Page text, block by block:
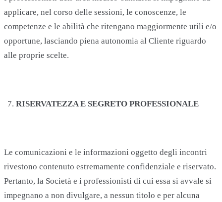
applicare, nel corso delle sessioni, le conoscenze, le
competenze e le abilità che ritengano maggiormente utili e/o
opportune, lasciando piena autonomia al Cliente riguardo
alle proprie scelte.
RISERVATEZZA E SEGRETO PROFESSIONALE
Le comunicazioni e le informazioni oggetto degli incontri
rivestono contenuto estremamente confidenziale e riservato.
Pertanto, la Società e i professionisti di cui essa si avvale si
impegnano a non divulgare, a nessun titolo e per alcuna